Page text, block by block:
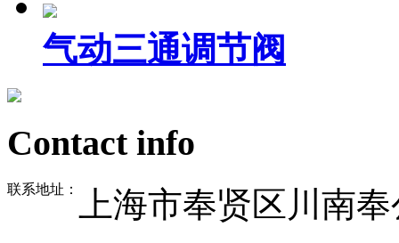
气动三通调节阀
Contact info
联系地址： 上海市奉贤区川南